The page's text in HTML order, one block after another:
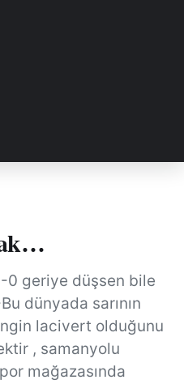
0 geriye düşsen bile
dünyada sarının
lacivert olduğunu
, samanyolu
mağazasında